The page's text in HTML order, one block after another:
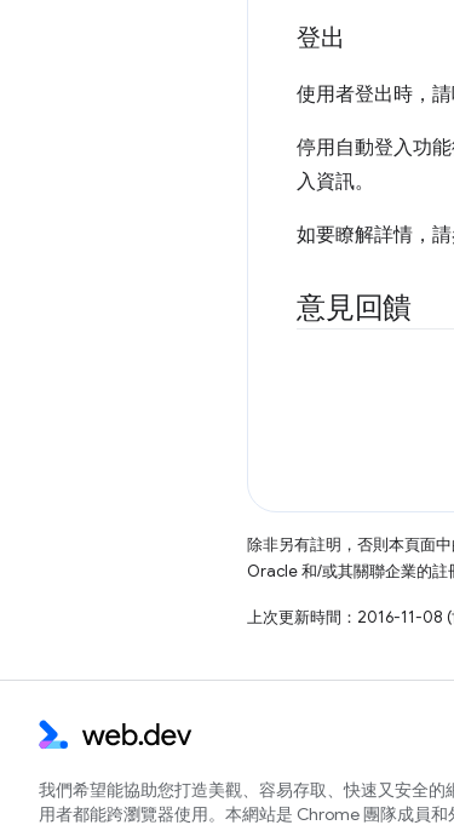
登出
使用者登出時，請
停用自動登入功
入資訊。
如要瞭解詳情，請
意見回饋
除非另有註明，否則本頁面
Oracle 和/或其關聯企業的註
上次更新時間：2016-11-08 (
我們希望能協助您打造美觀、容易存取、快速又安全的
用者都能跨瀏覽器使用。本網站是 Chrome 團隊成員